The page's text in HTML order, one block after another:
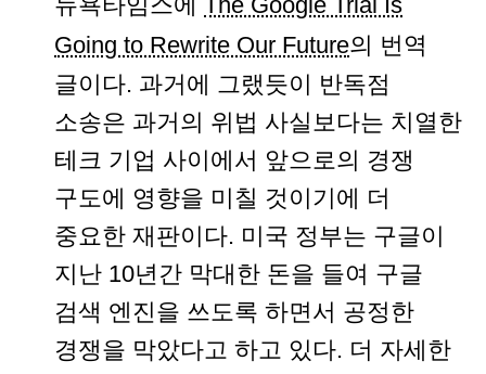
Going to Rewrite Our Future의 번역
글이다. 과거에 그랬듯이 반독점
소송은 과거의 위법 사실보다는 치열한
테크 기업 사이에서 앞으로의 경쟁
구도에 영향을 미칠 것이기에 더
중요한 재판이다. 미국 정부는 구글이
지난 10년간 막대한 돈을 들여 구글
검색 엔진을 쓰도록 하면서 공정한
경쟁을 막았다고 하고 있다. 더 자세한